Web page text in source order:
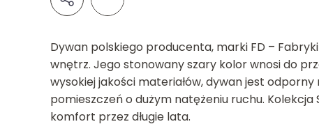
Dywan polskiego producenta, marki FD –
wnętrz. Jego stonowany szary kolor wnosi do
wysokiej jakości materiałów, dywan jest
pomieszczeń o dużym natężeniu ruchu.
komfort przez długie lata.